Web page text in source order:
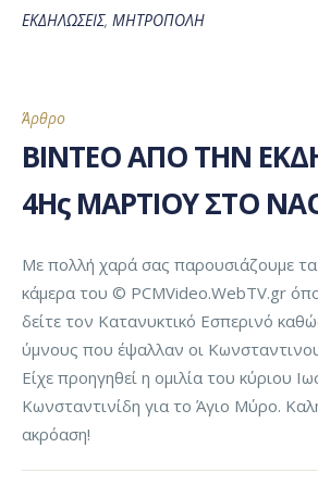
ΕΚΔΗΛΩΣΕΙΣ, ΜΗΤΡΟΠΟΛΗ
Άρθρο
ΒΙΝΤΕΟ ΑΠΟ ΤΗΝ
4Ης ΜΑΡΤΙΟΥ ΣΤΟ
Με πολλή χαρά σας παρουσιάζουμε
κάμερα του © PCMVideo.WebTV.gr
δείτε τον Κατανυκτικό Εσπερινό
ύμνους που έψαλλαν οι
Είχε προηγηθεί η ομιλία του κύριου
Κωνσταντινίδη για το Άγιο Μύρο.
ακρόαση!